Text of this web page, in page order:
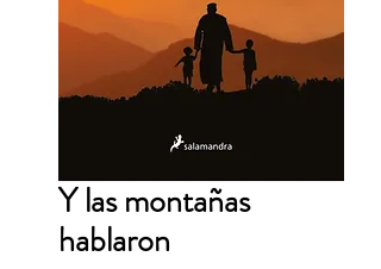
Y las montañas
hablaron